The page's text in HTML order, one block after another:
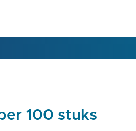
100 stuks